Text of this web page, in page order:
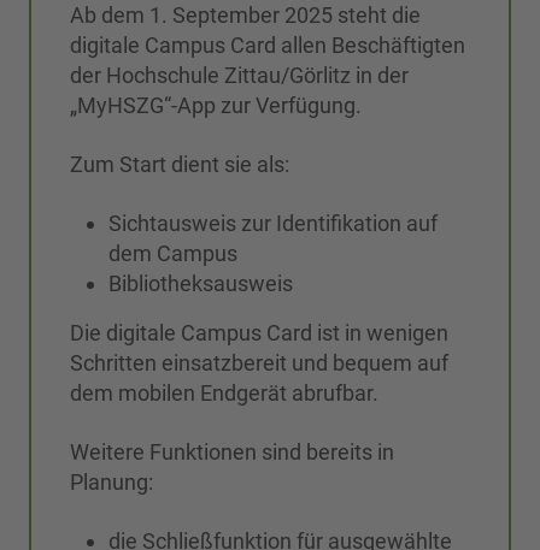
Ab dem 1. September 2025 steht die
digitale Campus Card allen Beschäftigten
der Hochschule Zittau/Görlitz in der
„MyHSZG“-App zur Verfügung.
Zum Start dient sie als:
Sichtausweis zur Identifikation auf
dem Campus
Bibliotheksausweis
Die digitale Campus Card ist in wenigen
Schritten einsatzbereit und bequem auf
dem mobilen Endgerät abrufbar.
Weitere Funktionen sind bereits in
Planung:
die Schließfunktion für ausgewählte